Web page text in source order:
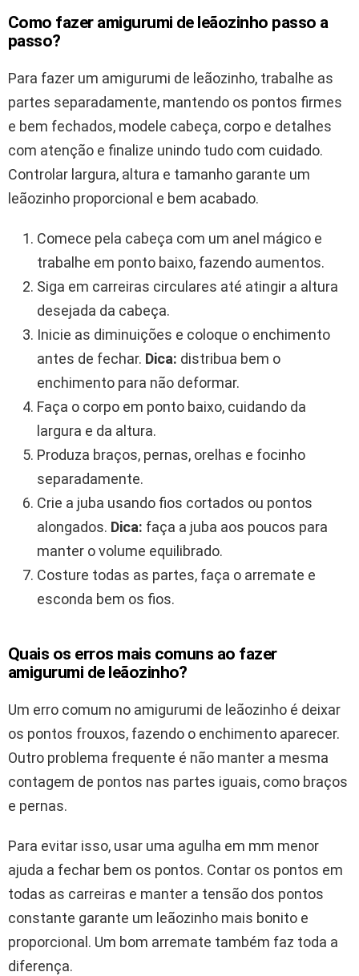
Como fazer amigurumi de leãozinho passo a
passo?
Para fazer um amigurumi de leãozinho, trabalhe as
partes separadamente, mantendo os pontos firmes
e bem fechados, modele cabeça, corpo e detalhes
com atenção e finalize unindo tudo com cuidado.
Controlar largura, altura e tamanho garante um
leãozinho proporcional e bem acabado.
Comece pela cabeça com um anel mágico e
trabalhe em ponto baixo, fazendo aumentos.
Siga em carreiras circulares até atingir a altura
desejada da cabeça.
Inicie as diminuições e coloque o enchimento
antes de fechar. Dica: distribua bem o
enchimento para não deformar.
Faça o corpo em ponto baixo, cuidando da
largura e da altura.
Produza braços, pernas, orelhas e focinho
separadamente.
Crie a juba usando fios cortados ou pontos
alongados. Dica: faça a juba aos poucos para
manter o volume equilibrado.
Costure todas as partes, faça o arremate e
esconda bem os fios.
Quais os erros mais comuns ao fazer
amigurumi de leãozinho?
Um erro comum no amigurumi de leãozinho é deixar
os pontos frouxos, fazendo o enchimento aparecer.
Outro problema frequente é não manter a mesma
contagem de pontos nas partes iguais, como braços
e pernas.
Para evitar isso, usar uma agulha em mm menor
ajuda a fechar bem os pontos. Contar os pontos em
todas as carreiras e manter a tensão dos pontos
constante garante um leãozinho mais bonito e
proporcional. Um bom arremate também faz toda a
diferença.